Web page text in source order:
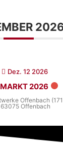
Dez. 12 2026
2026
Offenbach
Offenbach